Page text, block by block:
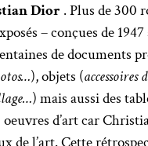
Dior . Plus de 300
– conçues de
de documents
), objets (accessoires
) mais aussi des
oeuvres d’art car